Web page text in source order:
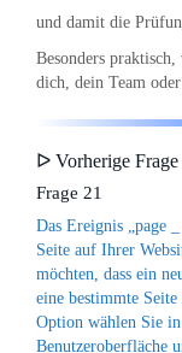
und damit die
Besonders
dich, dein Team
ᐅ Vorherige Frage
Frage 21
Das Ereignis „page
Seite auf Ihrer
möchten, dass ein
eine bestimmte
Option wählen Sie
Benutzeroberfläche